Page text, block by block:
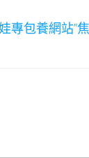
專包養網站”